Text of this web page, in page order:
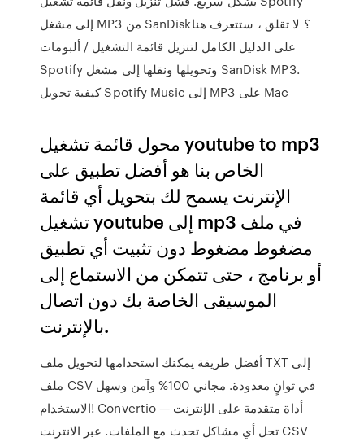
إلى مشغل MP3 من SanDisk؟ لا تقلق ، ستتعرف هنا
على الدليل الكامل لتنزيل قائمة التشغيل / ألبومات
Spotify وتحويلها ونقلها إلى مشغل SanDisk MP3.
كيفية تحويل Spotify Music إلى MP3 على Mac
محول قائمة تشغيل youtube to mp3
الخاص بنا هو أفضل تطبيق على
الإنترنت يسمح لك بتحويل أي قائمة
تشغيل youtube إلى mp3 في ملف
مضغوط مضغوط دون تثبيت أي تطبيق
أو برنامج ، حتى تتمكن من الاستماع إلى
الموسيقى الخاصة بك دون اتصال
بالإنترنت.
أفضل طريقة يمكنك استخدامها لتحويل ملف TXT إلى
ملف CSV في ثوانٍ معدودة. مجاني 100% وآمن وسهل
الاستخدام! Convertio — أداة متقدمة على الإنترنت
تحل أي مشاكل تحدث مع الملفات. عبر الانترنت CSV